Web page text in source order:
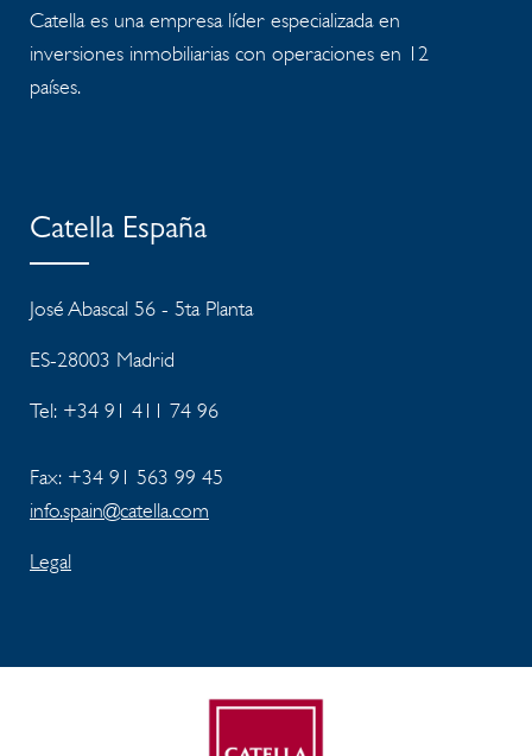
Catella es una empresa líder especializada en
inversiones inmobiliarias con operaciones en 12
países.
Catella España
José Abascal 56 - 5ta Planta
ES-28003 Madrid
Tel: +34 91 411 74 96
Fax: +34 91 563 99 45
info.spain@catella.com
Legal